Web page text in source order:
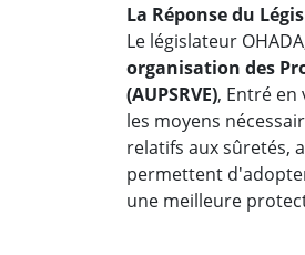
La Réponse du
Le législateur
organisation des
(AUPSRVE), Entré
les moyens
relatifs aux sûretés,
permettent
une meilleure